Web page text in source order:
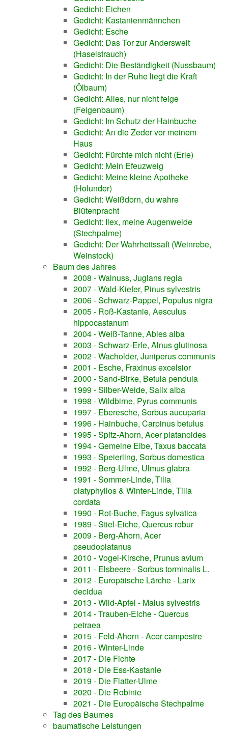
Gedicht: Eichen
Gedicht: Kastanienmännchen
Gedicht: Esche
Gedicht: Das Tor zur Anderswelt
(Haselstrauch)
Gedicht: Die Beständigkeit (Nussbaum)
Gedicht: In der Ruhe liegt die Kraft
(Ölbaum)
Gedicht: Alles, nur nicht feige
(Feigenbaum)
Gedicht: Im Schutz der Hainbuche
Gedicht: An die Zeder vor meinem
Haus
Gedicht: Fürchte mich nicht (Erle)
Gedicht: Mein Efeuzweig
Gedicht: Meine kleine Apotheke
(Holunder)
Gedicht: Weißdorn, du wahre
Blütenpracht
Gedicht: Ilex, meine Augenweide
(Stechpalme)
Gedicht: Der Wahrheitssaft (Weinrebe,
Weinstock)
Baum des Jahres
2008 - Walnuss, Juglans regia
2007 - Wald-Kiefer, Pinus sylvestris
2006 - Schwarz-Pappel, Populus nigra
2005 - Roß-Kastanie, Aesculus
hippocastanum
2004 - Weiß-Tanne, Abies alba
2003 - Schwarz-Erle, Alnus glutinosa
2002 - Wacholder, Juniperus communis
2001 - Esche, Fraxinus excelsior
2000 - Sand-Birke, Betula pendula
1999 - Silber-Weide, Salix alba
1998 - Wildbirne, Pyrus communis
1997 - Eberesche, Sorbus aucuparia
1996 - Hainbuche, Carpinus betulus
1995 - Spitz-Ahorn, Acer platanoides
1994 - Gemeine Eibe, Taxus baccata
1993 - Speierling, Sorbus domestica
1992 - Berg-Ulme, Ulmus glabra
1991 - Sommer-Linde, Tilia
platyphyllos & Winter-Linde, Tilia
cordata
1990 - Rot-Buche, Fagus sylvatica
1989 - Stiel-Eiche, Quercus robur
2009 - Berg-Ahorn, Acer
pseudoplatanus
2010 - Vogel-Kirsche, Prunus avium
2011 - Elsbeere - Sorbus torminalis L.
2012 - Europäische Lärche - Larix
decidua
2013 - Wild-Apfel - Malus sylvestris
2014 - Trauben-Eiche - Quercus
petraea
2015 - Feld-Ahorn - Acer campestre
2016 - Winter-Linde
2017 - Die Fichte
2018 - Die Ess-Kastanie
2019 - Die Flatter-Ulme
2020 - Die Robinie
2021 - Die Europäische Stechpalme
Tag des Baumes
baumatische Leistungen